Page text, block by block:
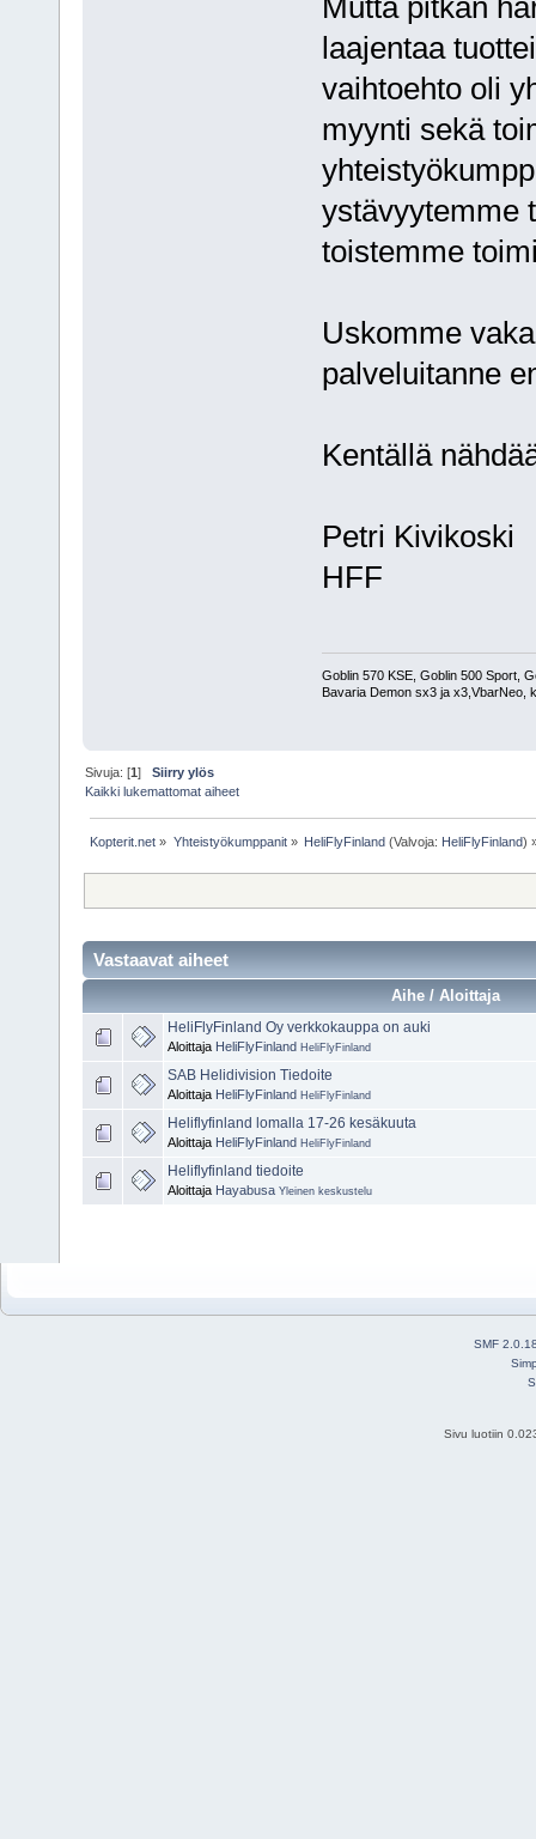
laajentaa
vaihtoehto oli
myynti sekä
ystävyytemme
toistemme
Uskomme
palveluitanne
Kentällä
Petri Kivikoski
HFF
Goblin 570 KSE, Goblin 500 Sport,
Bavaria Demon sx3 ja x3,VbarNeo,
Sivuja: [1]Siirry ylös
Kaikki lukemattomat aiheet
Kopterit.net » Yhteistyökumppanit» HeliFlyFinland(Valvoja: HeliFlyFinland)
Vastaavat aiheet
Aihe / Aloittaja
HeliFlyFinland Oy verkkokauppa on auki
Aloittaja HeliFlyFinland HeliFlyFinland
SAB Helidivision Tiedoite
Aloittaja HeliFlyFinland HeliFlyFinland
Heliflyfinland lomalla 17-26 kesäkuuta
Aloittaja HeliFlyFinland HeliFlyFinland
Heliflyfinland tiedoite
Aloittaja Hayabusa Yleinen keskustelu
SMF
Sivu luotiin